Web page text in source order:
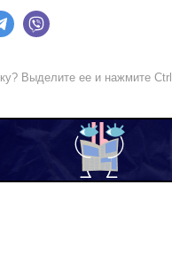
Telegram
Выделите ее и нажмите Ctrl